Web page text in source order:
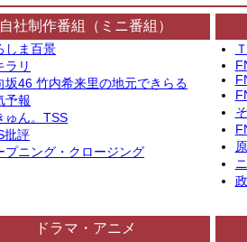
自社制作番組（ミニ番組）
しま百景
ラリ
坂46 竹内希来里の地元できらる
予報
ゅん。TSS
批評
プニング・クロージング
ドラマ・アニメ